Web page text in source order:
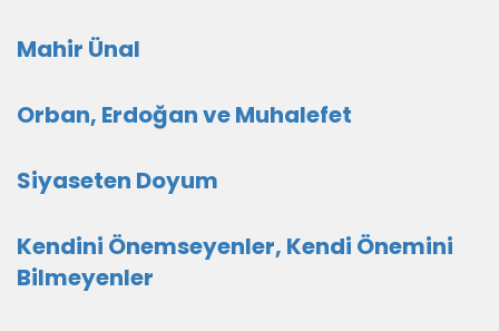
Mahir Ünal
Orban, Erdoğan ve Muhalefet
Siyaseten Doyum
Kendini Önemseyenler, Kendi Önemini
Bilmeyenler